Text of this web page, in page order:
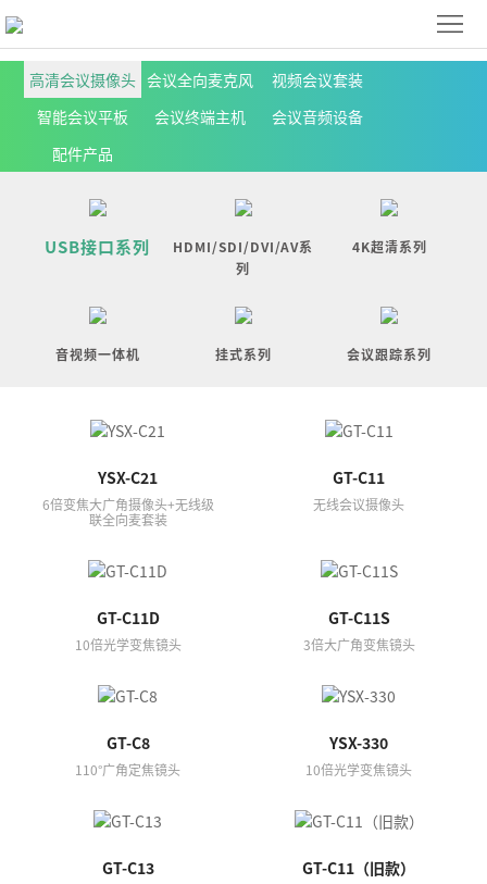
首
方
品
下
高清会议摄像头 会议全向麦克风
视频会议套装
智能会议平板
会议终端主机
会议音频设备
配件产品
USB接口系列
HDMI/SDI/DVI/AV系
列
4K超清系列
音视频一体机 挂式系列 会议跟踪系列
YSX-C21
6倍变焦大广角摄像头+无线级
联全向麦套装
GT-C11
无线会议摄像头
GT-C11D
10倍光学变焦镜头
GT-C11S
3倍大广角变焦镜头
GT-C8
110°广角定焦镜头
YSX-330
10倍光学变焦镜头
GT-C13 GT-C11（旧款）